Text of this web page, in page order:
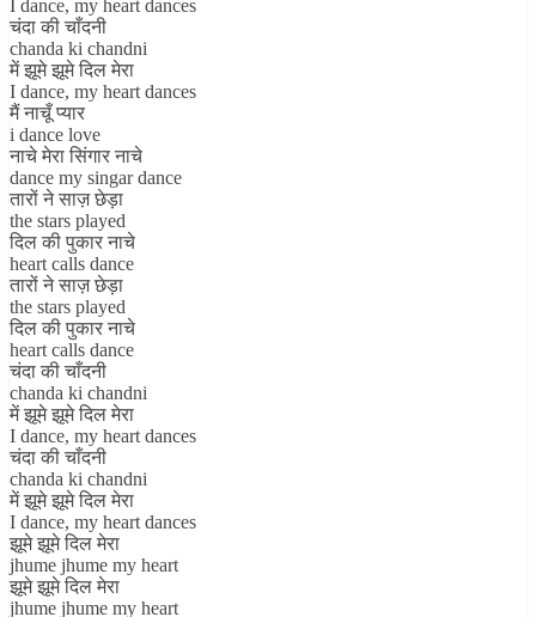
I dance, my heart dances
चंदा की चाँदनी
chanda ki chandni
में झूमे झूमे दिल मेरा
I dance, my heart dances
मैं नाचूँ प्यार
i dance love
नाचे मेरा सिंगार नाचे
dance my singar dance
तारों ने साज़ छेड़ा
the stars played
दिल की पुकार नाचे
heart calls dance
तारों ने साज़ छेड़ा
the stars played
दिल की पुकार नाचे
heart calls dance
चंदा की चाँदनी
chanda ki chandni
में झूमे झूमे दिल मेरा
I dance, my heart dances
चंदा की चाँदनी
chanda ki chandni
में झूमे झूमे दिल मेरा
I dance, my heart dances
झूमे झूमे दिल मेरा
jhume jhume my heart
झूमे झूमे दिल मेरा
jhume jhume my heart